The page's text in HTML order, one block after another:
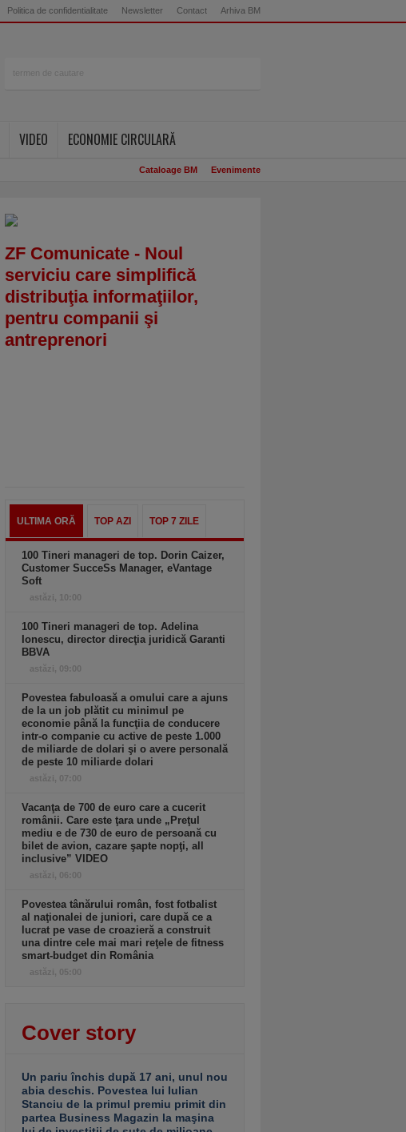
Politica de confidentialitate Newsletter Contact Arhiva BM
VIDEO
ECONOMIE CIRCULARĂ
Cataloage BM Evenimente
ZF Comunicate - Noul
serviciu care simplifică
distribuţia informaţiilor,
pentru companii şi
antreprenori
ULTIMA ORĂ TOP AZI TOP 7 ZILE
100 Tineri manageri de top. Dorin Caizer,
Customer SucceSs Manager, eVantage
Soft
astăzi, 10:00
100 Tineri manageri de top. Adelina
Ionescu, director direcţia juridică Garanti
BBVA
astăzi, 09:00
Povestea fabuloasă a omului care a ajuns
de la un job plătit cu minimul pe
economie până la funcţiia de conducere
intr-o companie cu active de peste 1.000
de miliarde de dolari şi o avere personală
de peste 10 miliarde dolari
astăzi, 07:00
Vacanţa de 700 de euro care a cucerit
românii. Care este ţara unde „Preţul
mediu e de 730 de euro de persoană cu
bilet de avion, cazare şapte nopţi, all
inclusive” VIDEO
astăzi, 06:00
Povestea tânărului român, fost fotbalist
al naţionalei de juniori, care după ce a
lucrat pe vase de croazieră a construit
una dintre cele mai mari reţele de fitness
smart-budget din România
astăzi, 05:00
Cover story
Un pariu închis după 17 ani, unul nou
abia deschis. Povestea lui Iulian
Stanciu de la primul premiu primit din
partea Business Magazin la maşina